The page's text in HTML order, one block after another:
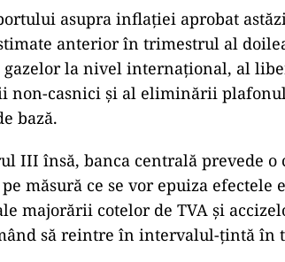
asupra inflației aprobat
anterior în trimestrul al
la nivel internațional, al
non-casnici și al eliminării
bază.
III însă, banca centrală prevede o
pe măsură ce se vor epuiza
majorării cotelor de TVA și
să reintre în intervalul-țintă în